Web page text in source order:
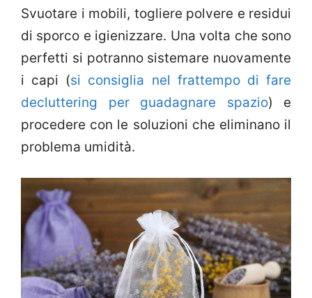
Svuotare i mobili, togliere polvere e residui
di sporco e igienizzare. Una volta che sono
perfetti si potranno sistemare nuovamente
i capi (si consiglia nel frattempo di fare
decluttering per guadagnare spazio) e
procedere con le soluzioni che eliminano il
problema umidità.